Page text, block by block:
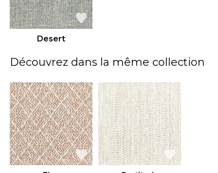
Desert
Découvrez dans la même collection